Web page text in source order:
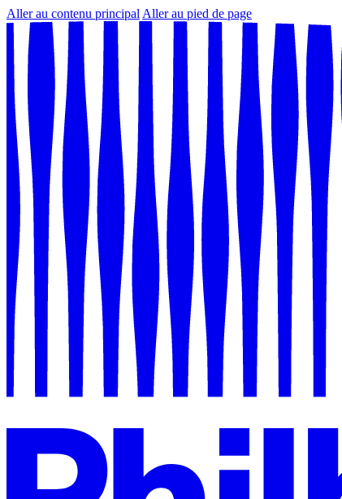
Aller au contenu principal Aller au pied de page